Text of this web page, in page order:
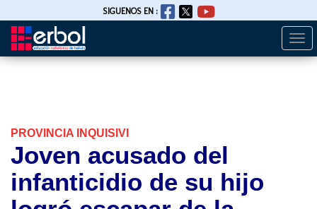
Pasar
SIGUENOS EN :
PROVINCIA INQUISIVI
Joven acusado del
infanticidio de su hijo